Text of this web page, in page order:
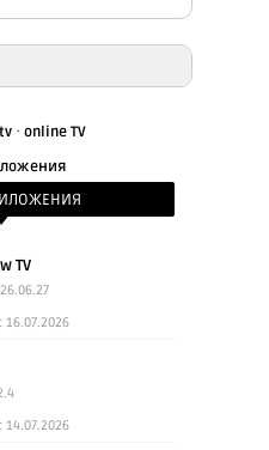
3.5.2 (11.60 Mb)
TV 4.5.1 (8.50
· online TV
TV